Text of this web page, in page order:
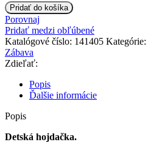
množstvo
Drevená
záhradná
hojdačka
Toys
4
nosnosť
kg
Pridať do košíka
Porovnaj
Pridať medzi obľúbené
Katalógové číslo: 141405 Kategórie:
Zábava
Zdieľať:
Popis
Ďalšie informácie
Popis
Detská hojdačka.